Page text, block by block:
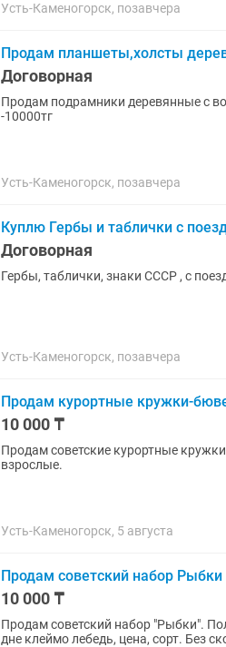
Усть-Каменогорск, позавчера
Продам планшеты,холсты
Договорная
Продам подрамники деревянные с
-10000тг
Усть-Каменогорск, позавчера
Куплю Гербы и таблички с
Договорная
Гербы, таблички, знаки СССР , с
Усть-Каменогорск, позавчера
Продам курортные кружки-
10 000 ₸
Продам советские курортные
взрослые.
Усть-Каменогорск, 5 августа
Продам советский набор Рыбки
10 000 ₸
Продам советский набор "Рыбки".
дне клеймо лебедь, цена, сорт. Без